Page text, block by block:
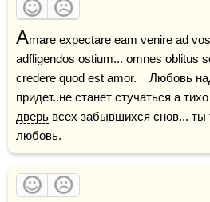
Amare expectare eam venire ad
adfligendos ostium... omnes oblitus
credere quod est amor. Любовь
дверь всех забывшихся снов... ты
любовь.